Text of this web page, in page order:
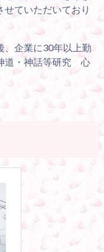
ていただいており
企業に30年以上勤
道・神話等研究 心